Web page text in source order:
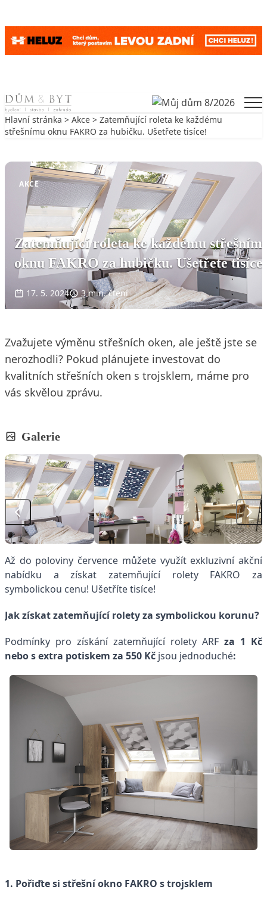
Skip to content
Hlavní stránka > Akce > Zatemňující roleta ke každému
střešnímu oknu FAKRO za hubičku. Ušetřete tisíce!
AKCE
Zatemňující roleta ke každému
oknu FAKRO za hubičku. Ušetřete tisíce!
17. 5. 2024 3 min. čtení
Zvažujete výměnu střešních oken, ale ještě jste se
nerozhodli? Pokud plánujete investovat do
kvalitních střešních oken s trojsklem, máme pro
vás skvělou zprávu.
Galerie
Až do poloviny července můžete využít exkluzivní akční
nabídku azískat zatemňující rolety FAKRO za
symbolickou cenu! Ušetříte tisíce!
Jak získat zatemňující rolety za symbolickou korunu?
Podmínky pro získání zatemňující rolety ARF za 1 Kč
nebo s extra potiskem za 550 Kč jsou jednoduché:
1. Pořiďte si střešní okno FAKRO s trojsklem